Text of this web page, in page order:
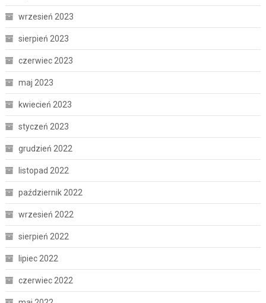
wrzesień 2023
sierpień 2023
czerwiec 2023
maj 2023
kwiecień 2023
styczeń 2023
grudzień 2022
listopad 2022
październik 2022
wrzesień 2022
sierpień 2022
lipiec 2022
czerwiec 2022